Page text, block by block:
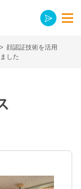
> 顔認証技術を活用
した